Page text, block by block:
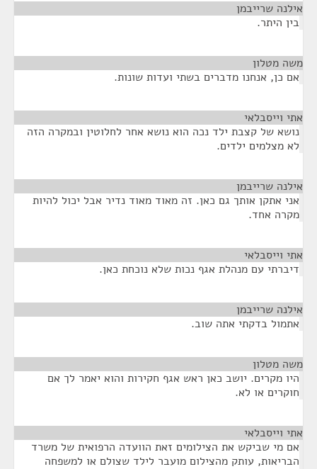
אילנה שרייבמן
בין היתר.
משה מטלון
אם כן, אנחנו מדברים בשתי ועדות שונות.
אתי וייסבלאי
נושא של קצבת ילד נכה הוא נושא אחר לחלוטין ובמקרה הזה
לא מצלמים ילדים.
אילנה שרייבמן
אני אתקן אותך גם כאן. זה מאוד מאוד נדיר אבל יכול להיות
מקרה אחד.
אתי וייסבלאי
דיברתי עם מנהלת אגף נכות שלא נוכחת כאן.
אילנה שרייבמן
אתמול בדקתי אתה שוב.
משה מטלון
היו מקרים. יושב כאן ראש אגף חקירות והוא יאמר לך אם
חוקרים או לא.
אתי וייסבלאי
אם מי שביקש את הצילומים זאת הוועדה הרפואית של משרד
הבריאות, עותק מהצילום מועבר לילד שצולם או למשפחה